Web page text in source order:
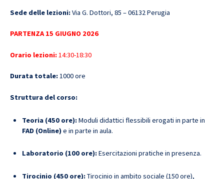
Sede delle lezioni:Via G. Dottori, 85 – 06132 Perugia
PARTENZA 15 GIUGNO 2026
Orario lezioni:14:30-18:30
Durata totale:1000 ore
Struttura del corso:
Teoria (450 ore):Moduli didattici flessibili erogati in parte in
FAD (Online)e in parte in aula.
Laboratorio (100 ore):Esercitazioni pratiche in presenza.
Tirocinio (450 ore):Tirocinio in ambito sociale (150 ore),